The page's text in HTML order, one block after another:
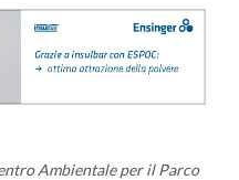
Ambientale per il Parco